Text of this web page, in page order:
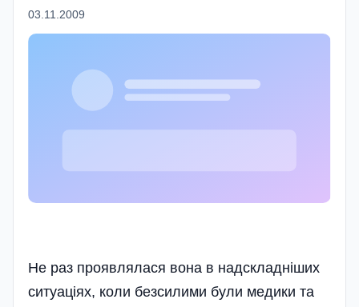
03.11.2009
Не раз проявлялася вона в надскладніших
ситуаціях, коли безсилими були медики та